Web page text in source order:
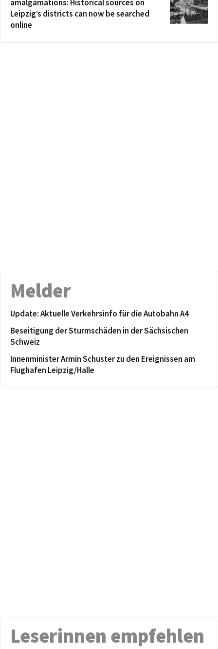
amalgamations: Historical sources on
Leipzig’s districts can now be searched
online
Melder
Update: Aktuelle Verkehrsinfo für die Autobahn A4
Beseitigung der Sturmschäden in der Sächsischen
Schweiz
Innenminister Armin Schuster zu den Ereignissen am
Flughafen Leipzig/Halle
Leserinnen empfehlen